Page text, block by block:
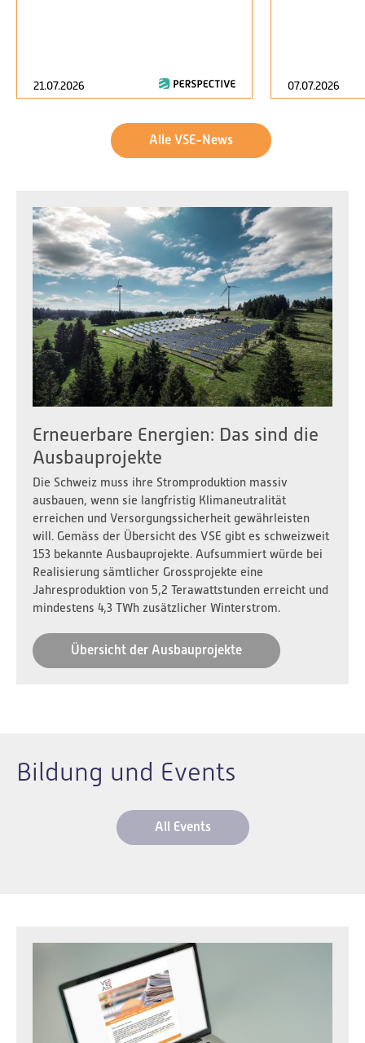
21.07.2026 07.07.2026
Alle VSE-News
Erneuerbare Energien: Das sind die
Ausbauprojekte
Die Schweiz muss ihre Stromproduktion massiv
ausbauen, wenn sie langfristig Klimaneutralität
erreichen und Versorgungssicherheit gewährleisten
will. Gemäss der Übersicht des VSE gibt es schweizweit
153 bekannte Ausbauprojekte. Aufsummiert würde bei
Realisierung sämtlicher Grossprojekte eine
Jahresproduktion von 5,2 Terawattstunden erreicht und
mindestens 4,3 TWh zusätzlicher Winterstrom.
Übersicht der Ausbauprojekte
Bildung und Events
All Events